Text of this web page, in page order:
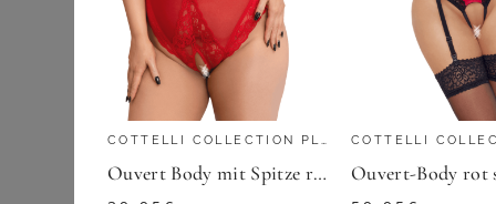
BH Hemden
BHs
Homewear & Casual
Nachthemden Ouvert Body mit Spitze rot Plus Size
COTTELLI